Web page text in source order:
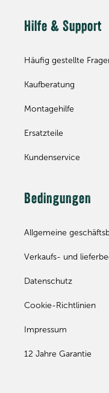
Hilfe & Support
Häufig gestellte
Kaufberatung
Montagehilfe
Ersatzteile
Kundenservice
Bedingungen
Allgemeine
Verkaufs- und
Datenschutz
Cookie-Richtlinien
Impressum
12 Jahre Garantie